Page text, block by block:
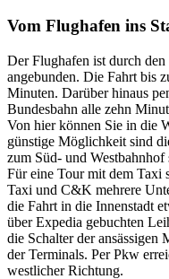
Vom Flughafen ins
Der Flughafen ist durch
angebunden. Die Fahrt bis
Minuten. Darüber hinaus
Bundesbahn alle zehn
Von hier können Sie in die
günstige Möglichkeit sind
zum Süd- und
Für eine Tour mit dem Taxi
Taxi und C&K mehrere
die Fahrt in die Innenstadt
über Expedia gebuchten
die Schalter der ansässigen
der Terminals. Per Pkw
westlicher Richtung.